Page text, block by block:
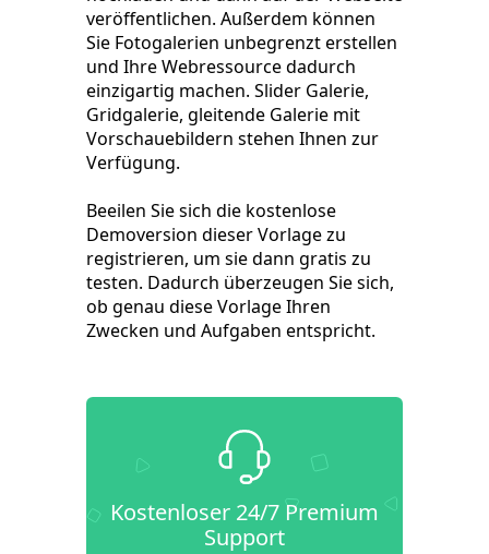
veröffentlichen. Außerdem können
Sie Fotogalerien unbegrenzt erstellen
und Ihre Webressource dadurch
einzigartig machen. Slider Galerie,
Gridgalerie, gleitende Galerie mit
Vorschauebildern stehen Ihnen zur
Verfügung.
Beeilen Sie sich die kostenlose
Demoversion dieser Vorlage zu
registrieren, um sie dann gratis zu
testen. Dadurch überzeugen Sie sich,
ob genau diese Vorlage Ihren
Zwecken und Aufgaben entspricht.
Kostenloser 24/7 Premium
Support